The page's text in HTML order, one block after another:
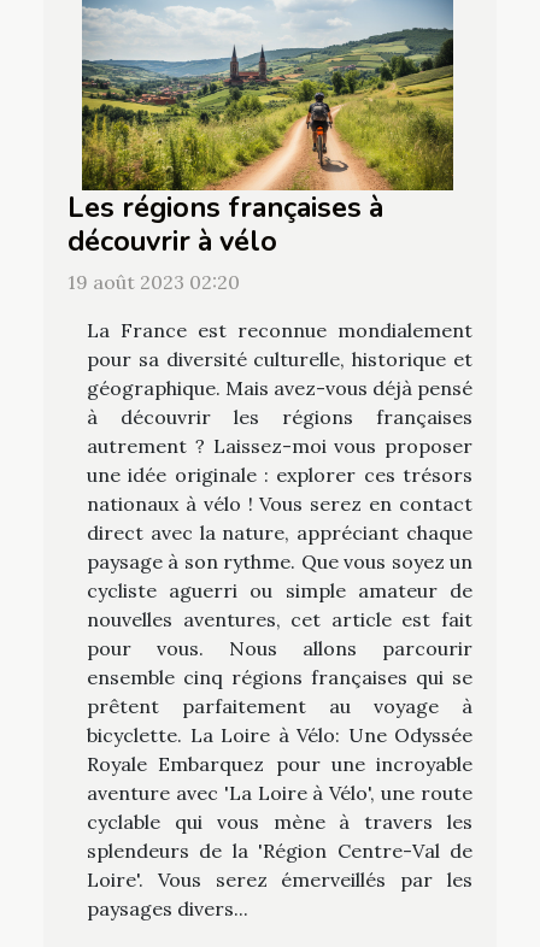
Les régions françaises à
découvrir à vélo
19 août 2023 02:20
La France est reconnue mondialement
pour sa diversité culturelle, historique et
géographique. Mais avez-vous déjà pensé
à découvrir les régions françaises
autrement ? Laissez-moi vous proposer
une idée originale : explorer ces trésors
nationaux à vélo ! Vous serez en contact
direct avec la nature, appréciant chaque
paysage à son rythme. Que vous soyez un
cycliste aguerri ou simple amateur de
nouvelles aventures, cet article est fait
pour vous. Nous allons parcourir
ensemble cinq régions françaises qui se
prêtent parfaitement au voyage à
bicyclette. La Loire à Vélo: Une Odyssée
Royale Embarquez pour une incroyable
aventure avec 'La Loire à Vélo', une route
cyclable qui vous mène à travers les
splendeurs de la 'Région Centre-Val de
Loire'. Vous serez émerveillés par les
paysages divers...